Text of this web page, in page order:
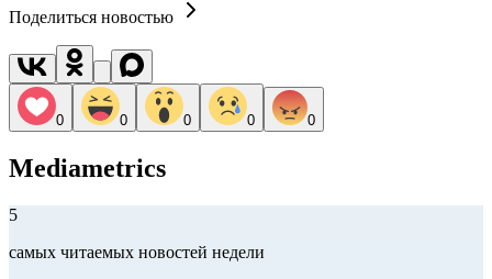
Поделиться новостью
0 0 0 0 0
Mediametrics
5
самых читаемых новостей недели